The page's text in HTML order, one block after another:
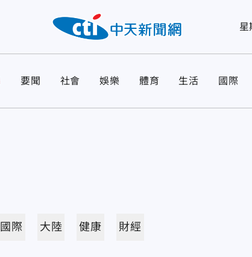
星
要聞 社會 娛樂 體育 生活 國際
國際 大陸 健康 財經